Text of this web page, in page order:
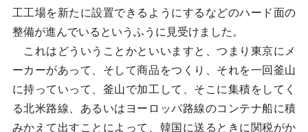
工工場を新たに設置できるようにするなどのハード面の
整備が進んでいるというふうに見受けました。
これはどういうことかといいますと、つまり東京にメ
ーカーがあって、そして商品をつくり、それを一回釜山
に持っていって、釜山で加工して、そこに集積をしてく
る北米路線、あるいはヨーロッパ路線のコンテナ船に積
みかえて出すことによって、韓国に送るときに関税がか